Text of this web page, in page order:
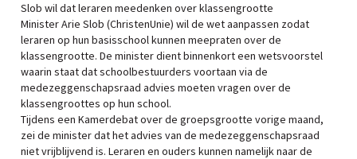
Slob wil dat leraren meedenken over klassengrootte
Minister Arie Slob (ChristenUnie) wil de wet aanpassen zodat
leraren op hun basisschool kunnen meepraten over de
klassengrootte. De minister dient binnenkort een wetsvoorstel
waarin staat dat schoolbestuurders voortaan via de
medezeggenschapsraad advies moeten vragen over de
klassengroottes op hun school.
Tijdens een Kamerdebat over de groepsgrootte vorige maand,
zei de minister dat het advies van de medezeggenschapsraad
niet vrijblijvend is. Leraren en ouders kunnen namelijk naar de